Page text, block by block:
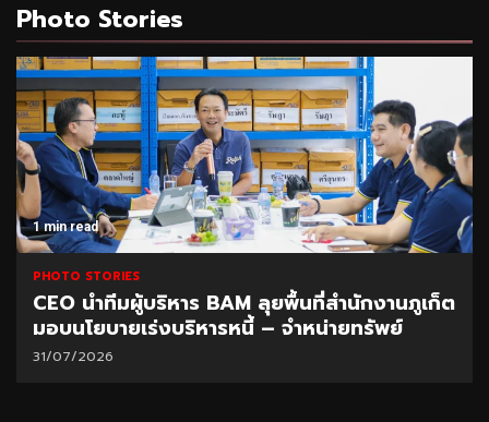
Photo Stories
1 min read
PHOTO STORIES
CEO นำทีมผู้บริหาร BAM ลุยพื้นที่สำนักงานภูเก็ต
มอบนโยบายเร่งบริหารหนี้ – จำหน่ายทรัพย์
31/07/2026